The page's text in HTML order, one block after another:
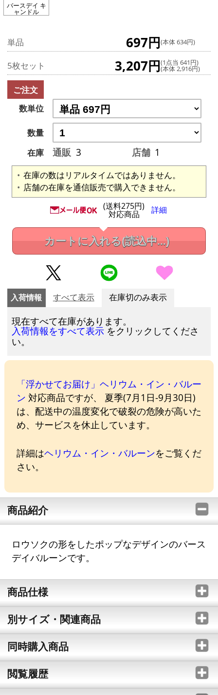
バースデイ キ
ャンドル
単品 697円(本体 634円)
5枚セット 3,207円(1点当 641円)
(本体 2,916円)
ご注文
数単位
数量
在庫
通販 3 店舗 1
在庫の数はリアルタイムではありません。
店舗の在庫を通信販売で購入できません。
(送料275円)
対応商品 詳細
カートに入れる(読込中...)
入荷情報 すべて表示 在庫切のみ表示
現在すべて在庫があります。
入荷情報をすべて表示 をクリックしてくださ
い。
「浮かせてお届け」ヘリウム・イン・バルー
ン 対応商品ですが、 夏季(7月1日-9月30日)
は、配送中の温度変化で破裂の危険が高いた
め、サービスを休止しています。
詳細はヘリウム・イン・バルーンをご覧くだ
さい。
商品紹介
ロウソクの形をしたポップなデザインのバース
デイバルーンです。
商品仕様
別サイズ・関連商品
同時購入商品
閲覧履歴